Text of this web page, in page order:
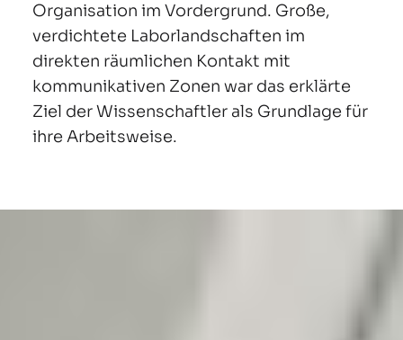
Organisation im Vordergrund. Große,
verdichtete Laborlandschaften im
direkten räumlichen Kontakt mit
kommunikativen Zonen war das erklärte
Ziel der Wissenschaftler als Grundlage für
ihre Arbeitsweise.